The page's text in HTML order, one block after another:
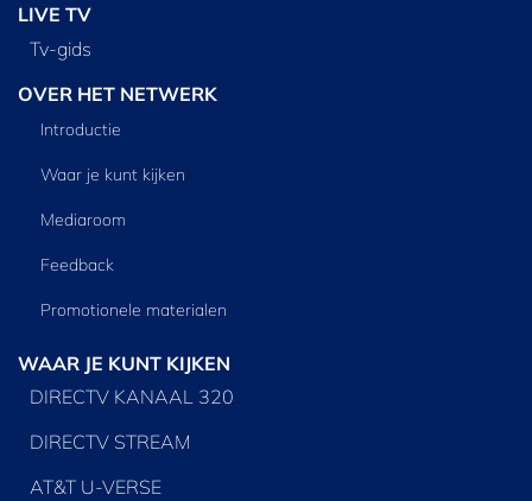
LIVE TV
Tv‑gids
OVER HET NETWERK
Introductie
Waar je kunt kijken
Mediaroom
Feedback
Promotionele materialen
WAAR JE KUNT KIJKEN
DIRECTV KANAAL 320
DIRECTV STREAM
AT&T U-VERSE